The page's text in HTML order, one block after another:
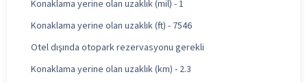
Konaklama yerine olan uzaklık (mil) - 1
Konaklama yerine olan uzaklık (ft) - 7546
Otel dışında otopark rezervasyonu gerekli
Konaklama yerine olan uzaklık (km) - 2.3